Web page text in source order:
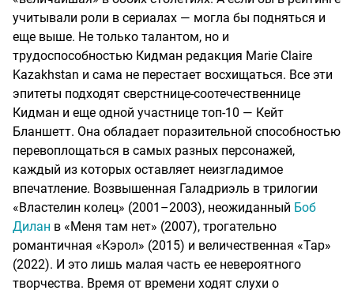
учитывали роли в сериалах — могла бы подняться и
еще выше. Не только талантом, но и
трудоспособностью Кидман редакция Marie Claire
Kazakhstan и сама не перестает восхищаться. Все эти
эпитеты подходят сверстнице-соотечественнице
Кидман и еще одной участнице топ-10 — Кейт
Бланшетт. Она обладает поразительной способностью
перевоплощаться в самых разных персонажей,
каждый из которых оставляет неизгладимое
впечатление. Возвышенная Галадриэль в трилогии
«Властелин колец» (2001–2003), неожиданный Боб
Дилан в «Меня там нет» (2007), трогательно
романтичная «Кэрол» (2015) и величественная «Тар»
(2022). И это лишь малая часть ее невероятного
творчества. Время от времени ходят слухи о